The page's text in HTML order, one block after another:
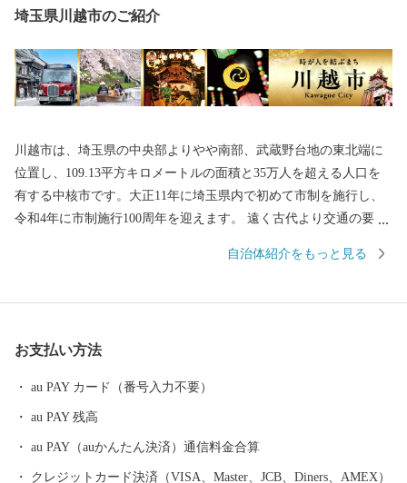
埼玉県川越市のご紹介
川越市は、埼玉県の中央部よりやや南部、武蔵野台地の東北端に
位置し、109.13平方キロメートルの面積と35万人を超える人口を
有する中核市です。大正11年に埼玉県内で初めて市制を施行し、
令和4年に市制施行100周年を迎えます。 遠く古代より交通の要
には桓武平氏の流れをくむ武蔵武士の河越氏が館を構え勢力を伸
ました。江戸時代には江戸の北の守りとともに舟運を利用した物
資の集積地として重要視されました。 川越市は、都心から30キロ
物などを生産する近郊農業、交通の利便性を生かした流通業、伝
統に培われた商工業、豊かな歴史と文化を資源とする観光など、
充実した都市機能を有しています。現在も、埼玉県南西部地域の
自治体紹介をもっと見る
お支払い方法
au PAY カード（番号入力不要）
au PAY 残高
au PAY（auかんたん決済）通信料金合算
クレジットカード決済（VISA、Master、JCB、Diners、AMEX）